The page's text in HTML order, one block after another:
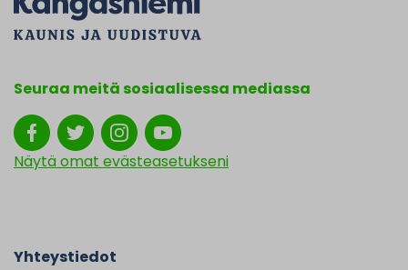
Seuraa meitä sosiaalisessa mediassa
Näytä omat evästeasetukseni
Yhteystiedot